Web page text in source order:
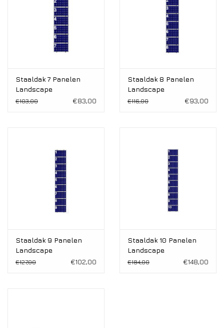
Staaldak 7 Panelen
Landscape
€103,00 €83,00
Staaldak 8 Panelen
Landscape
€116,00 €93,00
Staaldak 9 Panelen
Landscape
€127,00 €102,00
Staaldak 10 Panelen
Landscape
€184,00 €148,00